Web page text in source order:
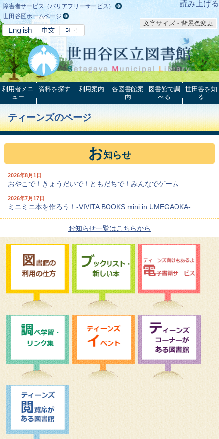
本文へ 読み上げる
障害者サービス（バリアフリーサービス）
世田谷区ホームページ
文字サイズ・背景色変更
利用者メニ
ュー
資料を探す 利用案内
各図書館案
内
図書館で調
べる
世田谷を知
る
ティーンズのページ
お知らせ
2026年8月1日
おやこで！きょうだいで！ともだちで！みんなでゲーム
2026年7月17日
ミニミニ本を作ろう！-VIVITA BOOKS mini in UMEGAOKA-
お知らせ一覧はこちらから